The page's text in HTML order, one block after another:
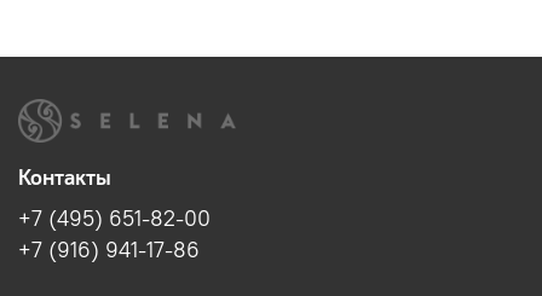
Контакты
+7 (495) 651-82-00
+7 (916) 941-17-86